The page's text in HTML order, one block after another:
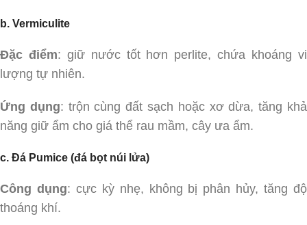
b. Vermiculite
Đặc điểm: giữ nước tốt hơn perlite, chứa khoáng vi
lượng tự nhiên.
Ứng dụng: trộn cùng đất sạch hoặc xơ dừa, tăng khả
năng giữ ẩm cho giá thể rau mầm, cây ưa ẩm.
c. Đá Pumice (đá bọt núi lửa)
Công dụng: cực kỳ nhẹ, không bị phân hủy, tăng độ
thoáng khí.